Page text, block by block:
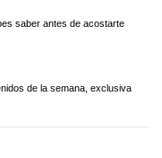
saber antes de acostarte
de la semana, exclusiva